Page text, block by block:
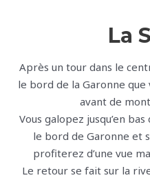
La
Après un tour dans le
le bord de la Garonne que
avant de
Vous galopez jusqu’en
le bord de Garonne et
profiterez d’une vue
Le retour se fait sur la